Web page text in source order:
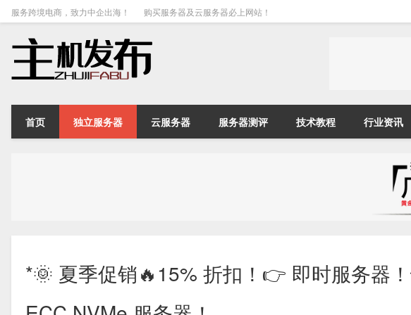
服务跨境电商，致力中企出海！ 购买服务器及云服务器必上网站！
首页 独立服务器 云服务器 服务器测评 技术教程 行业资讯
*🌞 夏季促销🔥15% 折扣！👉 即时服务器